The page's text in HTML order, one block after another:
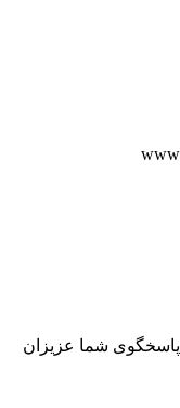
شما عزیزان